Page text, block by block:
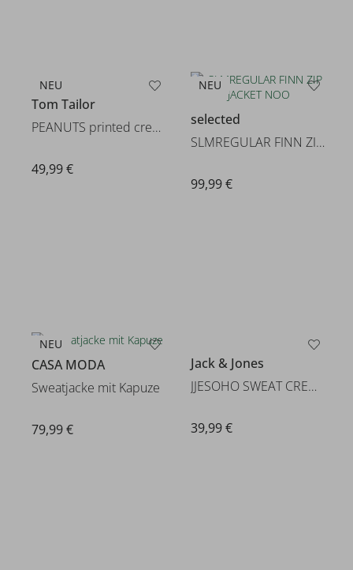
NEU
Tom Tailor
NEU
selected
SLMREGULAR FINN ZIP JACKET NOO
99,99 €
NEU
CASA MODA
Sweatjacke mit Kapuze
79,99 €
Jack & Jones